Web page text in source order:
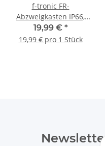
f-tronic FR-
Abzweigkasten IP66,
grau, NEPTUN Compact
mit Klemmen,
19,99 € *
19,99 € pro 1 Stück